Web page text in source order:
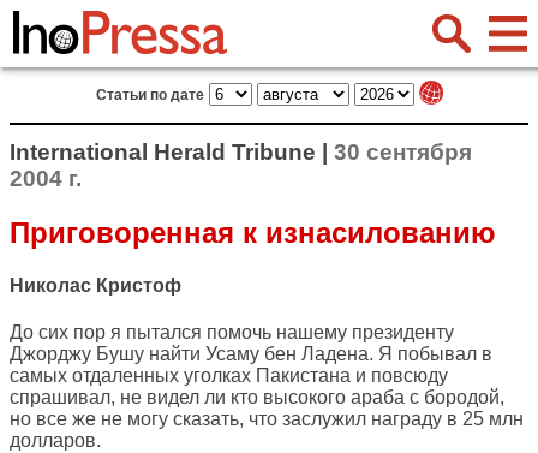
Статьи по дате
International Herald Tribune | 30 сентября
2004 г.
Приговоренная к изнасилованию
Николас Кристоф
До сих пор я пытался помочь нашему президенту
Джорджу Бушу найти Усаму бен Ладена. Я побывал в
самых отдаленных уголках Пакистана и повсюду
спрашивал, не видел ли кто высокого араба с бородой,
но все же не могу сказать, что заслужил награду в 25 млн
долларов.